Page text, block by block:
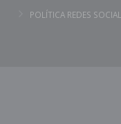
POLÍTICA REDES